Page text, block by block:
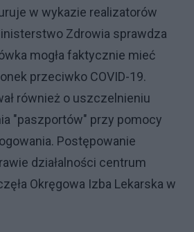
w wykazie realizatorów
Zdrowia sprawdza
mogła faktycznie mieć
przeciwko COVID-19.
również o uszczelnieniu
"paszportów" przy pomocy
Postępowanie
działalności centrum
Okręgowa Izba Lekarska w